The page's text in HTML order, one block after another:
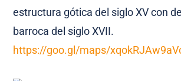
estructura gótica del siglo XV con
barroca del siglo XVII.
https://goo.gl/maps/